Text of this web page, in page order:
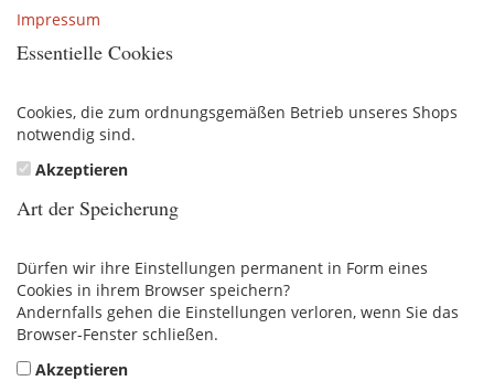
Impressum
Essentielle Cookies
Cookies, die zum ordnungsgemäßen Betrieb unseres Shops
notwendig sind.
Akzeptieren
Art der Speicherung
Dürfen wir ihre Einstellungen permanent in Form eines
Cookies in ihrem Browser speichern?
Andernfalls gehen die Einstellungen verloren, wenn Sie das
Browser-Fenster schließen.
Akzeptieren